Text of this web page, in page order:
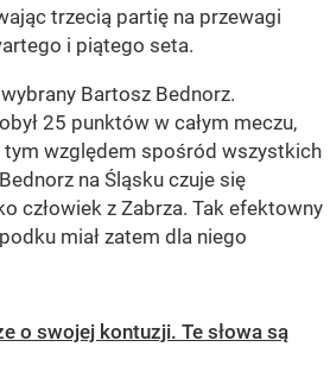
trzecią partię na przewagi
i piątego seta.
Bartosz Bednorz.
25 punktów w całym meczu,
tym względem spośród wszystkich
na Śląsku czuje się
człowiek z Zabrza. Tak efektowny
miał zatem dla niego
o swojej kontuzji. Te słowa są